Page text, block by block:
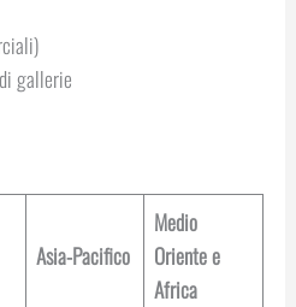
gallerie
Asia-Pacifico
Medio
Oriente e
Africa